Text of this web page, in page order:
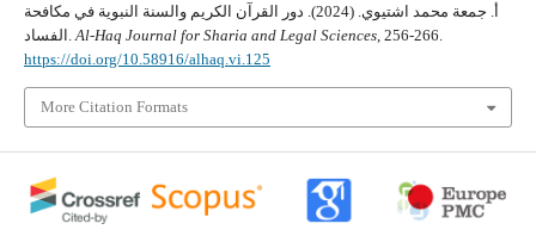
أ. جمعة محمد اشتيوي. (2024). دور القرآن الكريم والسنة النبوية في مكافحة
Al-Haq Journal for Sharia and Legal Sciences, 256-266.
https://doi.org/10.58916/alhaq.vi.125
More Citation Formats